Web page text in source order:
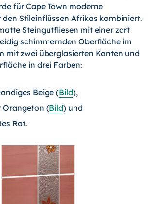
für Cape Town moderne
Stileinflüssen Afrikas kombiniert.
Steingutfliesen mit einer zart
schimmernden Oberfläche im
mit zwei überglasierten Kanten und
in drei Farben:
Beige (Bild),
Orangeton (Bild) und
Rot.